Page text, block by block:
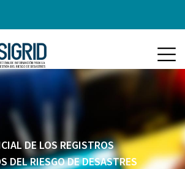
DE LOS REGISTROS
DEL RIESGO DE DESASTRES